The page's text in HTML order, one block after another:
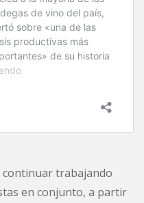
trabajando
en conjunto, a partir